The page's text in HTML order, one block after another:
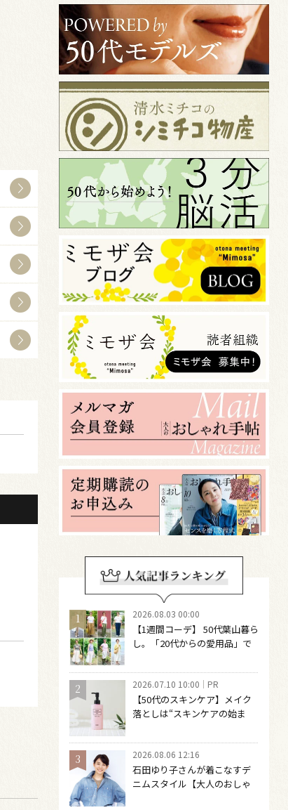
2026.08.03 00:00
【1週間コーデ】 50代葉山暮ら
し。「20代からの愛用品」で
～ 桐野恵美さん #022 Emi
Kirino～
2026.07.10 10:00 PR
【50代のスキンケア】メイク
落としは“スキンケアの始ま
いに満ちる、新発想のクレン
ジングオイル
2026.08.06 12:16
石田ゆり子さんが着こなすデ
ニムスタイル【大人のおしゃ